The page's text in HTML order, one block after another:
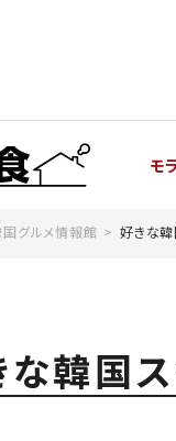
モ
グルメ情報館 好きな韓
な韓国